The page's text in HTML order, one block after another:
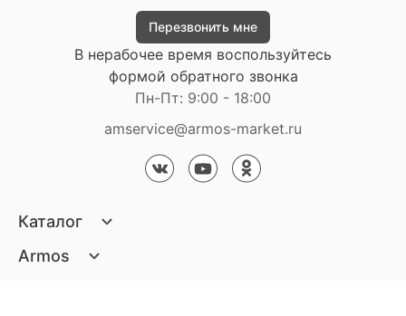
Каталог
Кровати
Armos
Перезвонить мне
В нерабочее время воспользуйтесь
формой обратного звонка
Пн-Пт: 9:00 - 18:00
amservice@armos-market.ru